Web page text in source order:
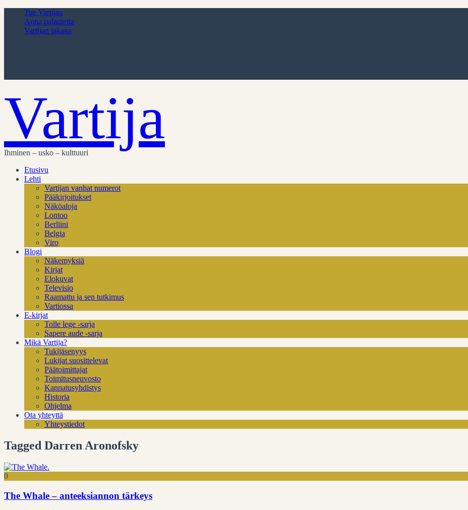
Tue Vartijaa
Anna palautetta
Vartijan takana
Vartija
Ihminen – usko – kulttuuri
Etusivu
Lehti
Vartijan vanhat numerot
Pääkirjoitukset
Näköaloja
Lontoo
Berliini
Belgia
Viro
Blogi
Näkemyksiä
Kirjat
Elokuvat
Televisio
Raamattu ja sen tutkimus
Vartiossa
E-kirjat
Tolle lege -sarja
Sapere aude -sarja
Mikä Vartija?
Tukijäsenyys
Lukijat suosittelevat
Päätoimittajat
Toimitusneuvosto
Kannatusyhdistys
Historia
Ohjelma
Ota yhteyttä
Yhteystiedot
Tagged Darren Aronofsky
0
The Whale – anteeksiannon tärkeys